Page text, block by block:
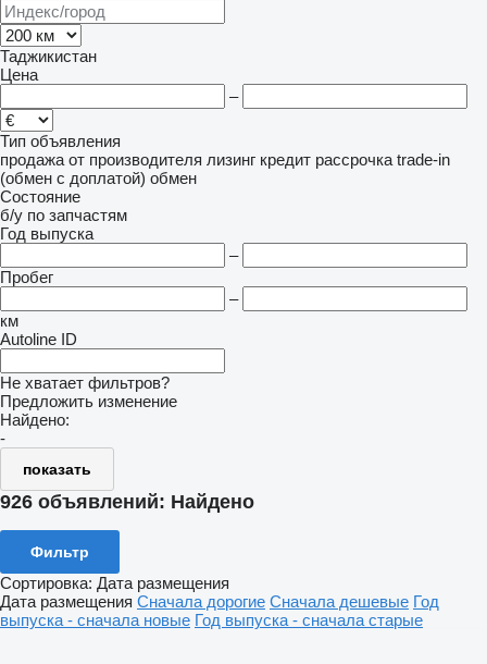
Таджикистан
Цена
–
Тип объявления
продажа от производителя лизинг кредит рассрочка trade-in
(обмен с доплатой) обмен
Состояние
б/у по запчастям
Год выпуска
–
Пробег
–
км
Autoline ID
Не хватает фильтров?
Предложить изменение
Найдено:
-
показать
926 объявлений: Найдено
Фильтр
Сортировка: Дата размещения
Дата размещения Сначала дорогие Сначала дешевые Год
выпуска - сначала новые Год выпуска - сначала старые